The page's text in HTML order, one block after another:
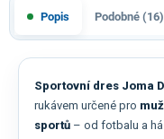
Popis Podobné (16)
Sportovní dres Joma
rukávem určené pro
sportů – od fotbalu a